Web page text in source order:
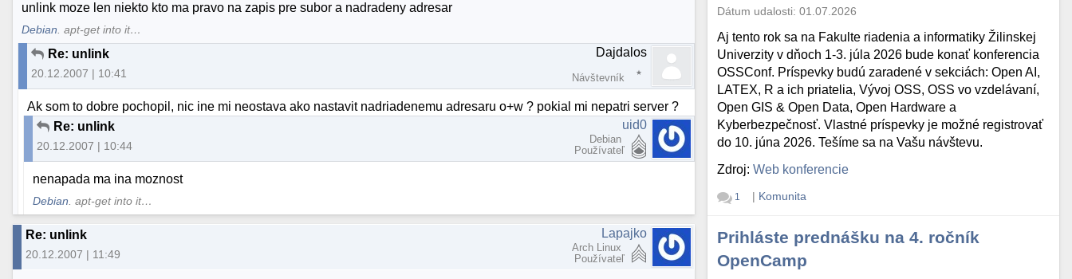
unlink moze len niekto kto ma pravo na zapis pre subor a nadradeny adresar
Debian . apt-get into it…
Re: unlink
20.12.2007 | 10:41
Dajdalos
Návštevník
Ak som to dobre pochopil, nic ine mi neostava ako nastavit nadriadenemu adresaru o+w ? pokial mi nepatri server ?
Re: unlink
20.12.2007 | 10:44
uid0
Debian
Používateľ
nenapada ma ina moznost
Debian . apt-get into it…
Re: unlink
20.12.2007 | 11:49
Lapajko
Arch Linux
Používateľ
Dátum udalosti:01.07.2026
Aj tento rok sa na Fakulte riadenia a informatiky Žilinskej
Univerzity v dňoch 1-3. júla 2026 bude konať konferencia
OSSConf. Príspevky budú zaradené v sekciách: Open AI,
LATEX, R a ich priatelia, Vývoj OSS, OSS vo vzdelávaní,
Open GIS & Open Data, Open Hardware a
Kyberbezpečnosť. Vlastné príspevky je možné registrovať
do 10. júna 2026. Tešíme sa na Vašu návštevu.
Zdroj:Web konferencie
1 | Komunita
Prihláste prednášku na 4. ročník
OpenCamp